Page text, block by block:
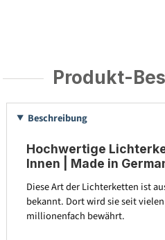
Produkt-
Beschreibung
Hochwertige
Innen | Made in
Diese Art der Lichterketten ist
bekannt. Dort wird sie seit
millionenfach bewährt.